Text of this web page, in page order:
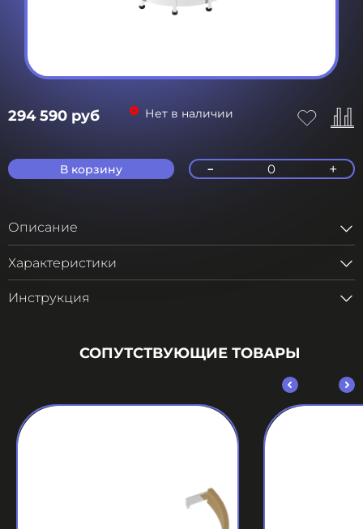
294 590 руб Нет в наличии
В корзину - 0 +
Описание
Характеристики
Инструкция
СОПУТСТВУЮЩИЕ ТОВАРЫ